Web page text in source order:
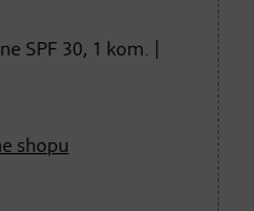
SPF 30, 1 kom. |
shopu